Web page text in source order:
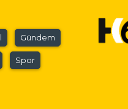
Gündem
Spor